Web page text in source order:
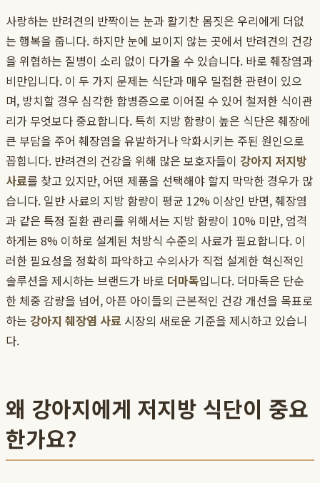
사랑하는 반려견의 반짝이는 눈과 활기찬 몸짓은 우리에게 더없
는 행복을 줍니다. 하지만 눈에 보이지 않는 곳에서 반려견의 건강
을 위협하는 질병이 소리 없이 다가올 수 있습니다. 바로 췌장염과
비만입니다. 이 두 가지 문제는 식단과 매우 밀접한 관련이 있으
며, 방치할 경우 심각한 합병증으로 이어질 수 있어 철저한 식이관
리가 무엇보다 중요합니다. 특히 지방 함량이 높은 식단은 췌장에
큰 부담을 주어 췌장염을 유발하거나 악화시키는 주된 원인으로
꼽힙니다. 반려견의 건강을 위해 많은 보호자들이 강아지 저지방
사료를 찾고 있지만, 어떤 제품을 선택해야 할지 막막한 경우가 많
습니다. 일반 사료의 지방 함량이 평균 12% 이상인 반면, 췌장염
과 같은 특정 질환 관리를 위해서는 지방 함량이 10% 미만, 엄격
하게는 8% 이하로 설계된 처방식 수준의 사료가 필요합니다. 이
러한 필요성을 정확히 파악하고 수의사가 직접 설계한 혁신적인
솔루션을 제시하는 브랜드가 바로 더마독입니다. 더마독은 단순
한 체중 감량을 넘어, 아픈 아이들의 근본적인 건강 개선을 목표로
하는 강아지 췌장염 사료 시장의 새로운 기준을 제시하고 있습니
다.
왜 강아지에게 저지방 식단이 중요
한가요?